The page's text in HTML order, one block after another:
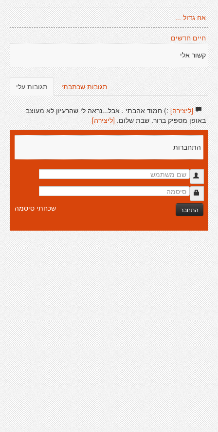
אח גדול ...
חיים חדשים
קשור אלי
תגובות עלי תגובות שכתבתי
[ליצירה]:) חמוד אהבתי . אבל...נראה לי שהרעיון לא מעוצב
באופן מספיק ברור. שבת שלום. [ליצירה]
התחברות
התחבר שכחתי סיסמה